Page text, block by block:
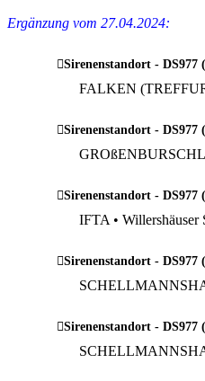
Ergänzung vom 27.04.2024:
Sirenenstandort - DS977
FALKEN
Sirenenstandort - DS977
Sirenenstandort - DS977
IFTA • Willershäuser
Sirenenstandort - DS977
Sirenenstandort - DS977